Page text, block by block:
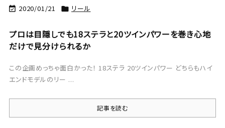
 2020/01/21  リール
プロは目隠しでも18ステラと20ツインパワーを巻き心地
だけで見分けられるか
この企画めっちゃ面白かった！ 18ステラ 20ツインパワー どちらもハイ
エンドモデルのリー ...
記事を読む